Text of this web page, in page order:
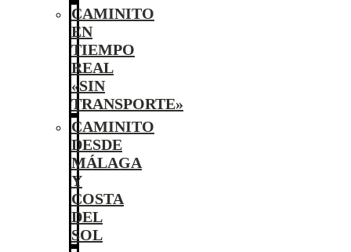
CAMINITO
EN
TIEMPO
REAL
«SIN
TRANSPORTE»
CAMINITO
DESDE
MÁLAGA
Y
COSTA
DEL
SOL